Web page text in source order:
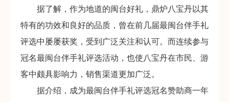
据了解，作为地道的闽台好礼，鼎炉八宝丹以其
特有的功效和良好的品质，曾在前几届最闽台伴手礼
评选中屡屡获奖，受到广泛关注和认可。而连续参与
冠名最闽台伴手礼评选活动，也使八宝丹在市民、游
客中颇具影响力，销售渠道更加广泛。
据介绍，成为最闽台伴手礼评选冠名赞助商一年